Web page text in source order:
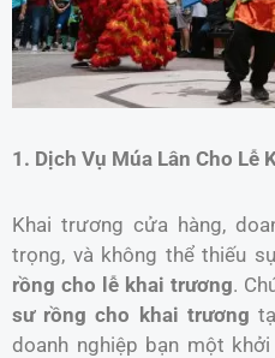
1. Dịch Vụ Múa Lân Cho Lễ
Khai trương cửa hàng,
trọng, và không thể thiếu
rồng cho lễ khai trương.
sư rồng cho khai trương
doanh nghiệp bạn một